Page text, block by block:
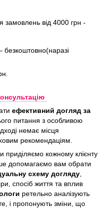
від 4000 грн -
ефективний догляд за
питання з особливою
немає місця
рекомендаціям.
приділяємо кожному клієнту
допомагаємо вам обрати
схему догляду
спосіб життя та вплив
ретельно аналізують
і пропонують зміни, що